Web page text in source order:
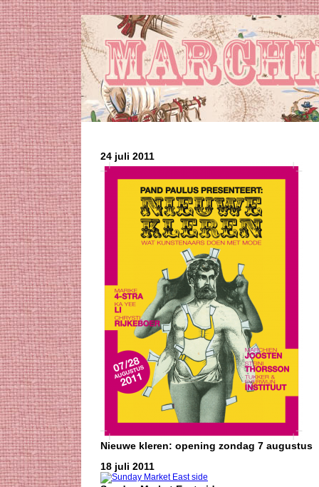
24 juli 2011
Nieuwe kleren: opening zondag 7 augustus
18 juli 2011